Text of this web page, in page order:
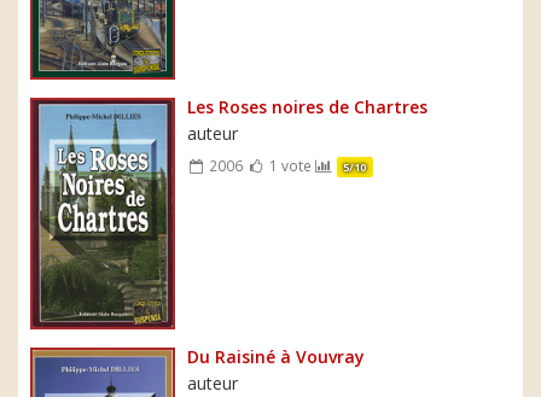
Les Roses noires de Chartres
auteur
2006 1 vote 5/10
Du Raisiné à Vouvray
auteur